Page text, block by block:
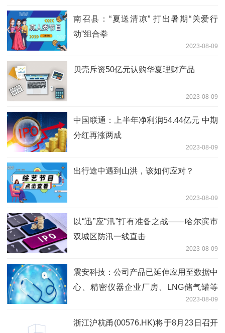
南召县：“夏送清凉” 打出暑期“关爱行
动”组合拳
2023-08-09
贝壳斥资50亿元认购华夏理财产品
2023-08-09
中国联通：上半年净利润54.44亿元 中期
分红再涨两成
2023-08-09
出行途中遇到山洪，该如何应对？
2023-08-09
以“迅”应“汛”打有准备之战——哈尔滨市
双城区防汛一线直击
2023-08-09
震安科技：公司产品已延伸应用至数据中
心、精密仪器企业厂房、LNG储气罐等
2023-08-09
浙江沪杭甬(00576.HK)将于8月23日召开